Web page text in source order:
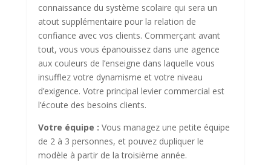
connaissance du système scolaire qui sera un
atout supplémentaire pour la relation de
confiance avec vos clients. Commerçant avant
tout, vous vous épanouissez dans une agence
aux couleurs de l’enseigne dans laquelle vous
insufflez votre dynamisme et votre niveau
d’exigence. Votre principal levier commercial est
l’écoute des besoins clients.
Votre équipe : Vous managez une petite équipe
de 2 à 3 personnes, et pouvez dupliquer le
modèle à partir de la troisième année.